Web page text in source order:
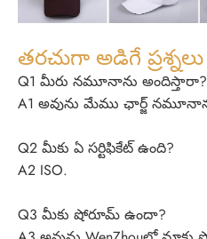
తరచుగా అడిగే ప్రశ్నలు
Q1 మీరు నమూనాను
A1 అవును మేము ఛార్జ్
Q2 మీకు ఏ సర్టిఫికేట్ ఉంది?
A2 ISO.
Q3 మీకు షోరూమ్ ఉందా?